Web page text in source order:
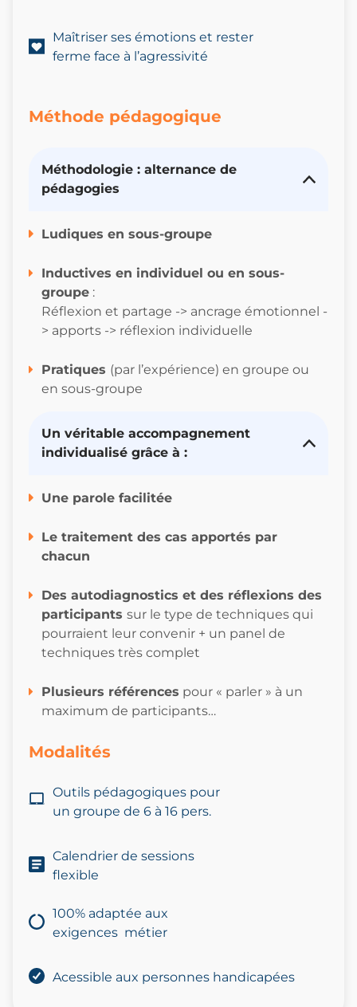
Maîtriser ses émotions et rester
ferme face à l’agressivité
Méthode pédagogique
Méthodologie : alternance de
pédagogies
Ludiques en sous-groupe
Inductives en individuel ou en sous-
groupe :
Réflexion et partage -> ancrage émotionnel -
> apports -> réflexion individuelle
Pratiques (par l’expérience) en groupe ou
en sous-groupe
Un véritable accompagnement
individualisé grâce à :
Une parole facilitée
Le traitement des cas apportés par
chacun
Des autodiagnostics et des réflexions des
participants sur le type de techniques qui
pourraient leur convenir + un panel de
techniques très complet
Plusieurs références pour « parler » à un
maximum de participants…
Modalités
Outils pédagogiques pour
un groupe de 6 à 16 pers.
Calendrier de sessions
flexible
100% adaptée aux
exigences métier
Acessible aux personnes handicapées